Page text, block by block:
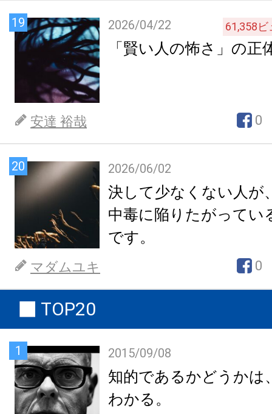
19 2026/04/22 61,358ビ
「賢い人の怖さ」の正
安達 裕哉 0
20 2026/06/02
決して少なくない人が
中毒に陥りたがってい
です。
マダムユキ 0
TOP20
1 2015/09/08
知的であるかどうかは
わかる。